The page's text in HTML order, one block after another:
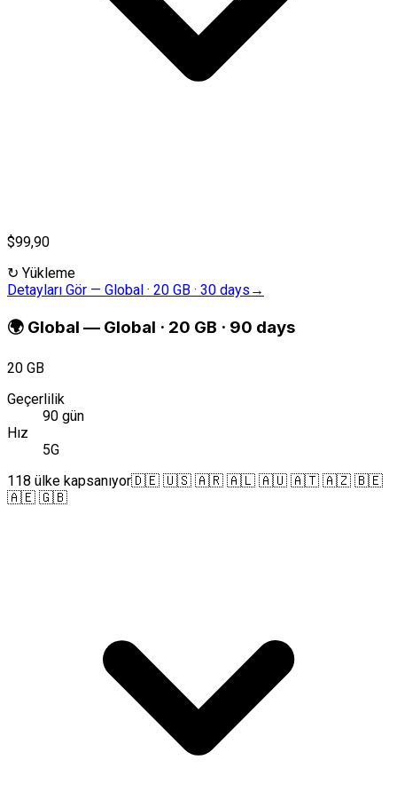
$99,90
↻ Yükleme
Detayları Gör — Global · 20 GB · 30 days →
🌍 Global — Global · 20 GB · 90 days
20 GB
Geçerlilik
90 gün
Hız
5G
118 ülke kapsanıyor🇩🇪 🇺🇸 🇦🇷 🇦🇱 🇦🇺 🇦🇹 🇦🇿 🇧🇪
🇦🇪 🇬🇧